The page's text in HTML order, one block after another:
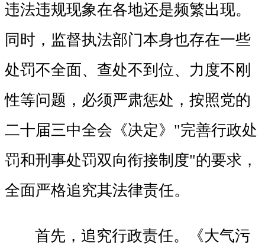
违法违规现象在各地还是频繁出现。
同时，监督执法部门本身也存在一些
处罚不全面、查处不到位、力度不刚
性等问题，必须严肃惩处，按照党的
二十届三中全会《决定》"完善行政处
罚和刑事处罚双向衔接制度"的要求，
全面严格追究其法律责任。
首先，追究行政责任。《大气污